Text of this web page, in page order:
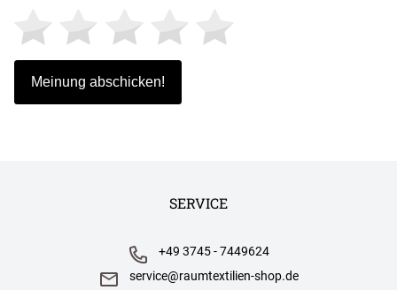
SERVICE
+49 3745 - 7449624
service@raumtextilien-shop.de